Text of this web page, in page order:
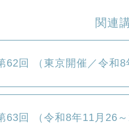
関連
62回 （東京開催／令和8
63回 （令和8年11月26～